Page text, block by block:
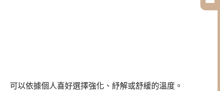
可以依據個人喜好選擇強化、紓解或舒緩的溫度。